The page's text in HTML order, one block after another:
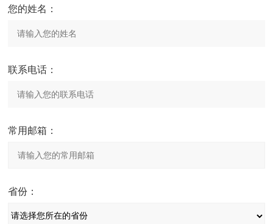
您的姓名：
联系电话：
常用邮箱：
省份：